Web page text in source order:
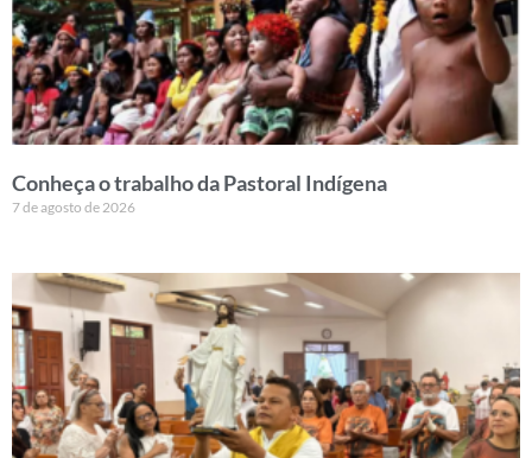
Conheça o trabalho da Pastoral Indígena
7 de agosto de 2026